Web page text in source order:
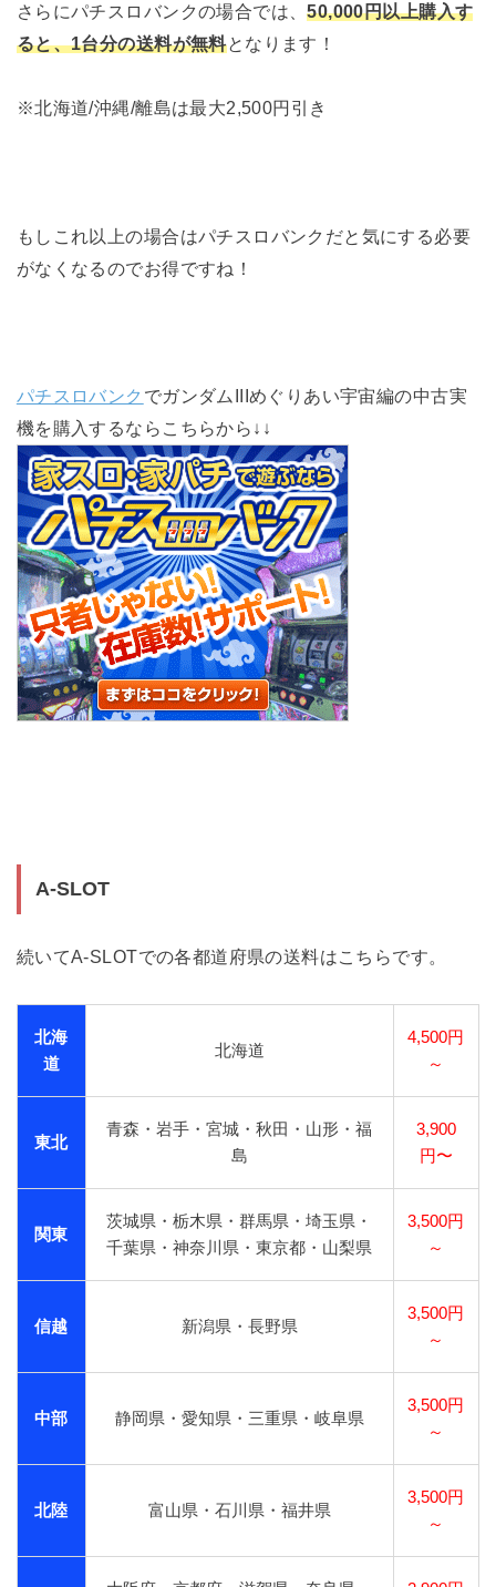
さらにパチスロバンクの場合では、50,000円以上購入す
ると、1台分の送料が無料となります！
※北海道/沖縄/離島は最大2,500円引き
もしこれ以上の場合はパチスロバンクだと気にする必要
がなくなるのでお得ですね！
パチスロバンク でガンダムIIIめぐりあい宇宙編の中古実
機を購入するならこちらから↓↓
A-SLOT
続いてA-SLOTでの各都道府県の送料はこちらです。
北海
道
北海道
4,500円
～
東北
青森・岩手・宮城・秋田・山形・福
島
3,900
円〜
関東
茨城県・栃木県・群馬県・埼玉県・
千葉県・神奈川県・東京都・山梨県
3,500円
～
信越 新潟県・長野県
3,500円
～
中部 静岡県・愛知県・三重県・岐阜県
3,500円
～
北陸 富山県・石川県・福井県
3,500円
～